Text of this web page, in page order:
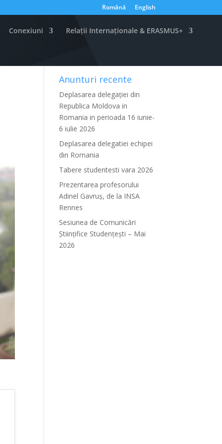
Română English
Conexiuni Relații Internaționale & ERASMUS+
Anunturi recente
Deplasarea delegației din
Republica Moldova in
Romania in perioada 16 iunie-
6 iulie 2026
Deplasarea delegatiei echipei
din Romania
Tabere studentesti vara 2026
Prezentarea profesorului
Adinel Gavruș, de la INSA
Rennes
Sesiunea de Comunicări
Științifice Studențești – Mai
2026